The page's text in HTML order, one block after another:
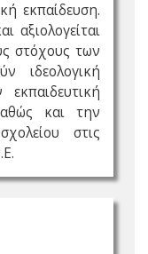
εκπαίδευση.
αξιολογείται
στόχους των
ιδεολογική
και την
στις